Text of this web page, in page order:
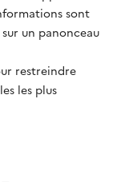
sont
un panonceau
restreindre
les plus